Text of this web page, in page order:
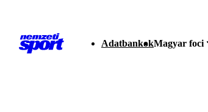
AdatbankokMagyar foci